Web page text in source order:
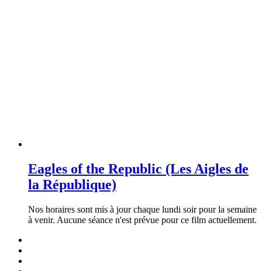
Eagles of the Republic (Les Aigles de
la République)
Nos horaires sont mis à jour chaque lundi soir pour la semaine
à venir. Aucune séance n'est prévue pour ce film actuellement.